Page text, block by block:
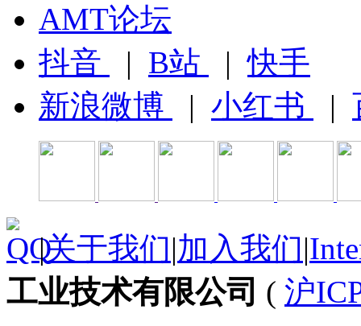
AMT论坛
抖音
| B站 |快手
新浪微博
| 小红书 |
|关于我们|加入我们|
工业技术有限公司 ( 沪